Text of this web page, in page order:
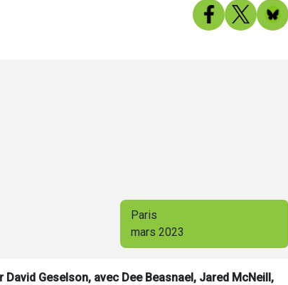
Paris
mars 2023
Geselson, avec Dee Beasnael, Jared McNeill,